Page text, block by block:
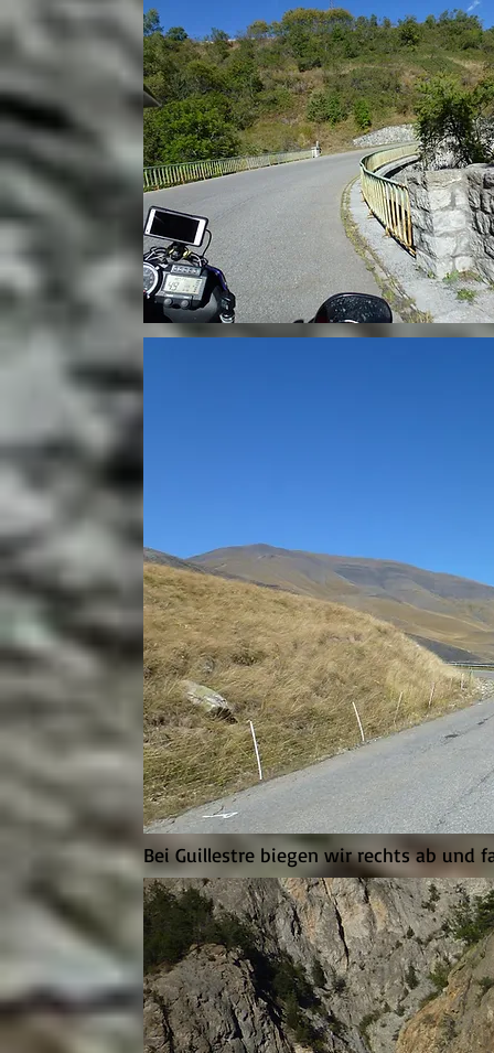
Bei Guillestre biegen wir rechts ab und